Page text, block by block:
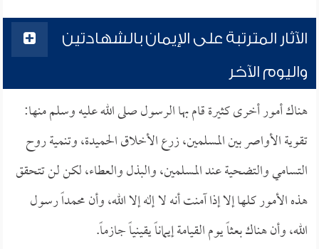
الآثار المترتبة على الإيمان بالشهادتين
واليوم الآخر
هناك أمور أخرى كثيرة قام بها الرسول صلى الله عليه وسلم منها:
تقوية الأواصر بين المسلمين، زرع الأخلاق الحميدة، وتنمية روح
التسامي والتضحية عند المسلمين، والبذل والعطاء، لكن لن تتحقق
هذه الأمور كلها إلا إذا آمنت أنه لا إله إلا الله، وأن محمداً رسول
الله، وأن هناك بعثاً يوم القيامة إيماناً يقينياً جازماً.